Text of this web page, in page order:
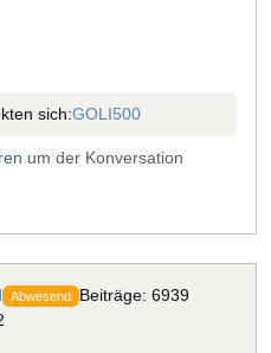
sich:GOLI500
um der Konversation
Abwesend Beiträge: 6939